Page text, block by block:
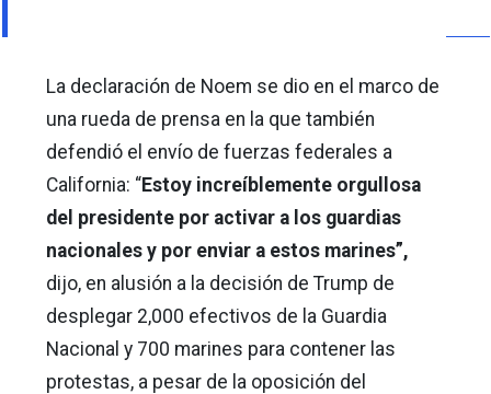
La declaración de Noem se dio en el marco de
una rueda de prensa en la que también
defendió el envío de fuerzas federales a
California: “Estoy increíblemente orgullosa
del presidente por activar a los guardias
nacionales y por enviar a estos marines”,
dijo, en alusión a la decisión de Trump de
desplegar 2,000 efectivos de la Guardia
Nacional y 700 marines para contener las
protestas, a pesar de la oposición del